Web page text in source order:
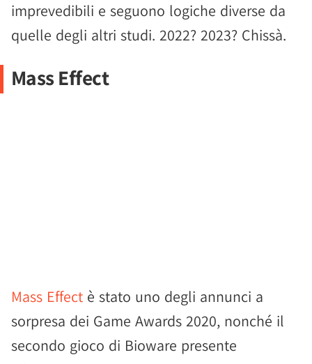
imprevedibili e seguono logiche diverse da
quelle degli altri studi. 2022? 2023? Chissà.
Mass Effect
Mass Effect è stato uno degli annunci a
sorpresa dei Game Awards 2020, nonché il
secondo gioco di Bioware presente